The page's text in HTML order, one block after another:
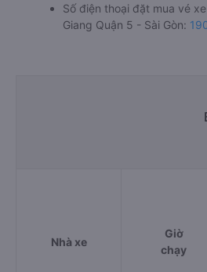
Số điện thoại đặt mua vé
Giang Quận 5 - Sài Gòn:
Nhà xe
Giờ
chạy